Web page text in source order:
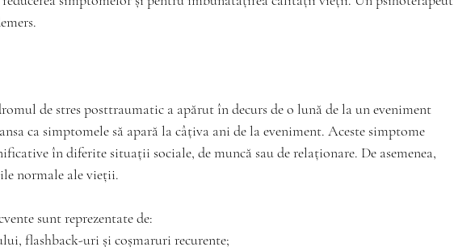
de stres posttraumatic a apărut în decurs de o lună de la un eveniment
ca simptomele să apară la câțiva ani de la eveniment. Aceste simptome
în diferite situații sociale, de muncă sau de relaționare. De asemenea,
normale ale vieții.
sunt reprezentate de:
flashback-uri și coșmaruri recurente;